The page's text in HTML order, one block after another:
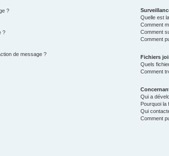
?
?
de message ?
Quelle est
Comment
Comment
Comment
Fichiers
Quels
Comment
Qui a
Pourquoi la
Qui
Comment